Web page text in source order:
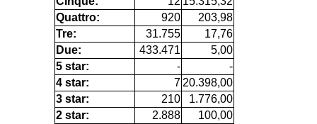
Quattro:
920
203,98
Tre:
31.755
17,76
Due:
433.471
5,00
5 star:
-
-
4 star:
7 20.398,00
3 star:
210
1.776,00
2 star:
2.888
100,00